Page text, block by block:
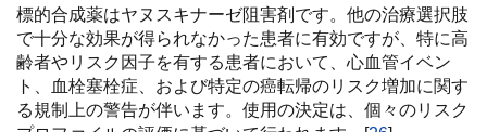
標的合成薬はヤヌスキナーゼ阻害剤です。他の治療選択肢
で十分な効果が得られなかった患者に有効ですが、特に高
齢者やリスク因子を有する患者において、心血管イベン
ト、血栓塞栓症、および特定の癌転帰のリスク増加に関す
る規制上の警告が伴います。使用の決定は、個々のリスク